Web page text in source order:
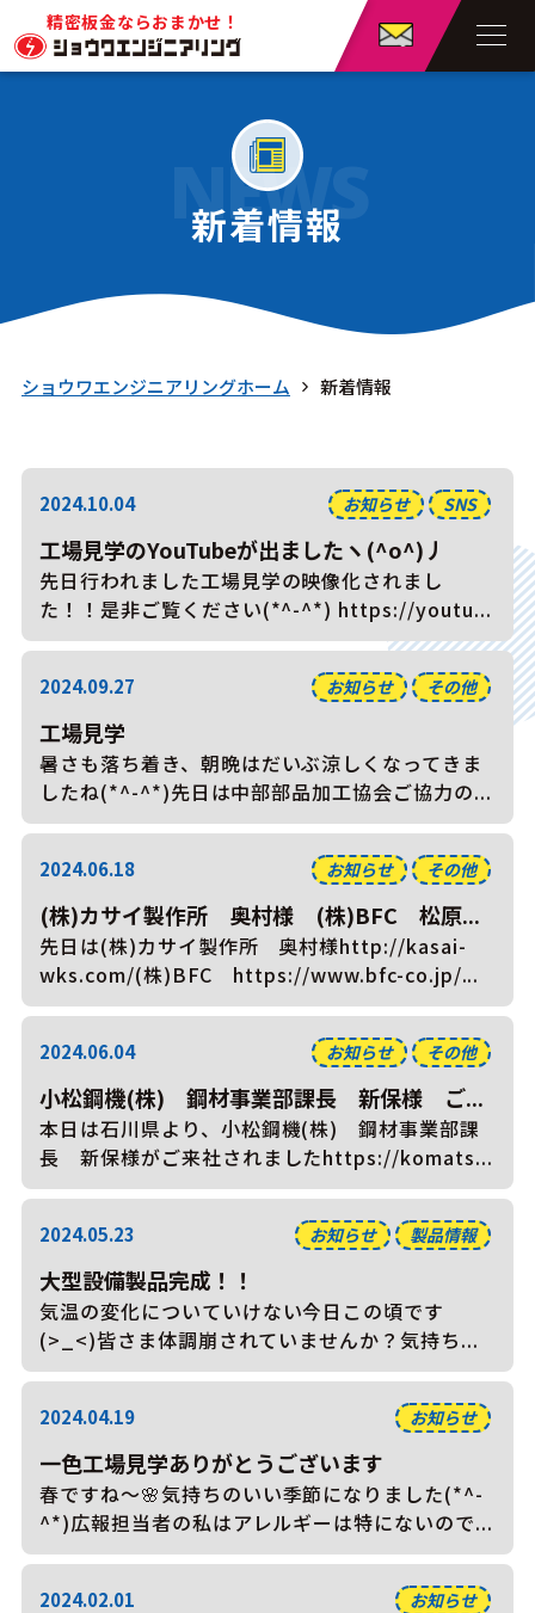
精密板金ならおまかせ！
新着情報
NEWS
ショウワエンジニアリングホーム 新着情報
2024.10.04 お知らせ SNS
工場見学のYouTubeが出ましたヽ(^o^)丿
先日行われました工場見学の映像化されまし
た！！是非ご覧ください(*^-^*) https://youtu...
2024.09.27 お知らせ その他
工場見学
暑さも落ち着き、朝晩はだいぶ涼しくなってきま
したね(*^-^*)先日は中部部品加工協会ご協力の...
2024.06.18 お知らせ その他
(株)カサイ製作所 奥村様 (株)BFC 松原...
先日は(株)カサイ製作所 奥村様http://kasai-
wks.com/(株)BFC https://www.bfc-co.jp/...
2024.06.04 お知らせ その他
小松鋼機(株) 鋼材事業部課長 新保様 ご...
本日は石川県より、小松鋼機(株) 鋼材事業部課
長 新保様がご来社されましたhttps://komats...
2024.05.23 お知らせ 製品情報
大型設備製品完成！！
気温の変化についていけない今日この頃です
(>_<)皆さま体調崩されていませんか？気持ち...
2024.04.19 お知らせ
一色工場見学ありがとうございます
春ですね～🌸気持ちのいい季節になりました(*^-
^*)広報担当者の私はアレルギーは特にないので...
2024.02.01 お知らせ